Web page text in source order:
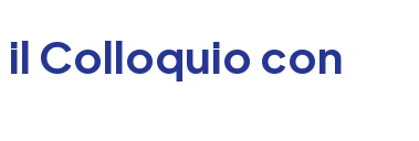
Colloquio con